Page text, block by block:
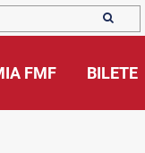
FMF BILETE